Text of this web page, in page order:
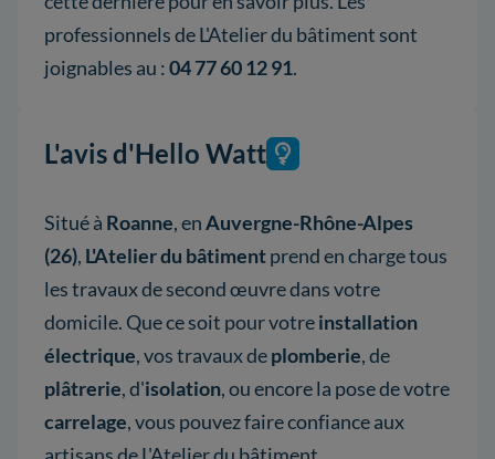
professionnels de L'Atelier du bâtiment sont
joignables au :04 77 60 12 91.
L'avis d'Hello Watt
Situé à Roanne, enAuvergne-Rhône-Alpes
(26), L'Atelier du bâtimentprend en charge tous
les travaux de second œuvre dans votre
domicile. Que ce soit pour votreinstallation
électrique, vos travaux deplomberie, de
plâtrerie, d'isolation, ou encore la pose de votre
carrelage, vous pouvez faire confiance aux